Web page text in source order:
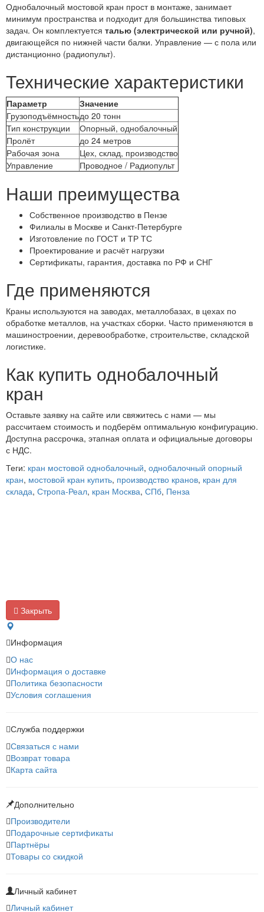
Однобалочный мостовой кран прост в монтаже, занимает
минимум пространства и подходит для большинства типовых
задач. Он комплектуется талью (электрической или ручной),
двигающейся по нижней части балки. Управление — с пола или
дистанционно (радиопульт).
Технические характеристики
Параметр
Значение
Грузоподъёмностьдо 20 тонн
Тип конструкции
Опорный, однобалочный
Пролёт
до 24 метров
Рабочая зона
Цех, склад, производство
Управление
Проводное / Радиопульт
Наши преимущества
Собственное производство в Пензе
Филиалы в Москве и Санкт-Петербурге
Изготовление по ГОСТ и ТР ТС
Проектирование и расчёт нагрузки
Сертификаты, гарантия, доставка по РФ и СНГ
Где применяются
Краны используются на заводах, металлобазах, в цехах по
обработке металлов, на участках сборки. Часто применяются в
машиностроении, деревообработке, строительстве, складской
логистике.
Как купить однобалочный
кран
Оставьте заявку на сайте или свяжитесь с нами — мы
рассчитаем стоимость и подберём оптимальную конфигурацию.
Доступна рассрочка, этапная оплата и официальные договоры
с НДС.
Теги: кран мостовой однобалочный, однобалочный опорный
кран, мостовой кран купить, производство кранов, кран для
склада, Стропа-Реал, кран Москва, СПб, Пенза
Закрыть
Информация
О нас
Информация о доставке
Политика безопасности
Условия соглашения
Служба поддержки
Связаться с нами
Возврат товара
Карта сайта
Дополнительно
Производители
Подарочные сертификаты
Партнёры
Товары со скидкой
Личный кабинет
Личный кабинет